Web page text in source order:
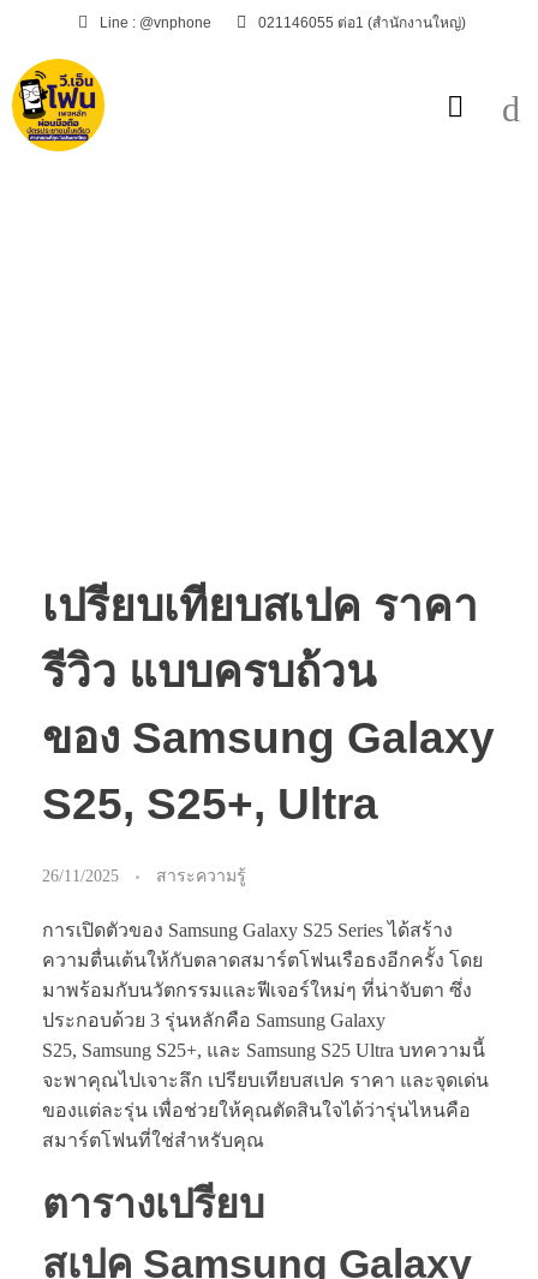
Line : @vnphone 021146055 ต่อ1 (สำนักงานใหญ่)
เปรียบเทียบสเปค ราคา
รีวิว แบบครบถ้วน
ของ Samsung Galaxy
S25, S25+, Ultra
26/11/2025 สาระความรู้
การเปิดตัวของ Samsung Galaxy S25 Series ได้สร้าง
ความตื่นเต้นให้กับตลาดสมาร์ตโฟนเรือธงอีกครั้ง โดย
มาพร้อมกับนวัตกรรมและฟีเจอร์ใหม่ๆ ที่น่าจับตา ซึ่ง
ประกอบด้วย 3 รุ่นหลักคือ Samsung Galaxy
S25, Samsung S25+, และ Samsung S25 Ultra บทความนี้
จะพาคุณไปเจาะลึก เปรียบเทียบสเปค ราคา และจุดเด่น
ของแต่ละรุ่น เพื่อช่วยให้คุณตัดสินใจได้ว่ารุ่นไหนคือ
สมาร์ตโฟนที่ใช่สำหรับคุณ
ตารางเปรียบ
สเปค Samsung Galaxy